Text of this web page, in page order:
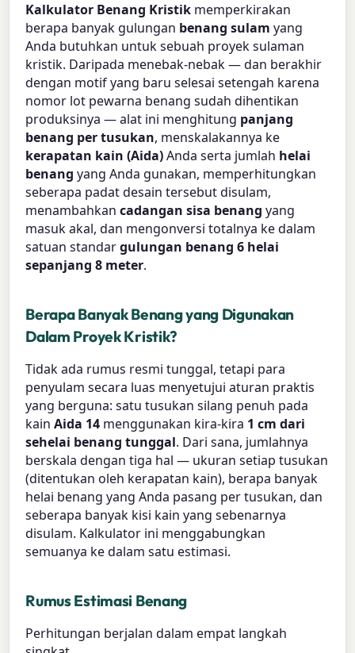
Kalkulator Benang Kristik memperkirakan
berapa banyak gulungan benang sulam yang
Anda butuhkan untuk sebuah proyek sulaman
kristik. Daripada menebak-nebak — dan berakhir
dengan motif yang baru selesai setengah karena
nomor lot pewarna benang sudah dihentikan
produksinya — alat ini menghitung panjang
benang per tusukan, menskalakannya ke
kerapatan kain (Aida)Anda serta jumlah helai
benang yang Anda gunakan, memperhitungkan
seberapa padat desain tersebut disulam,
menambahkancadangan sisa benang yang
masuk akal, dan mengonversi totalnya ke dalam
satuan standargulungan benang 6 helai
sepanjang 8 meter.
Berapa Banyak Benang yang Digunakan
Dalam Proyek Kristik?
Tidak ada rumus resmi tunggal, tetapi para
penyulam secara luas menyetujui aturan praktis
yang berguna: satu tusukan silang penuh pada
kainAida 14 menggunakan kira-kira 1 cm dari
sehelai benang tunggal. Dari sana, jumlahnya
berskala dengan tiga hal — ukuran setiap tusukan
(ditentukan oleh kerapatan kain), berapa banyak
helai benang yang Anda pasang per tusukan, dan
seberapa banyak kisi kain yang sebenarnya
disulam. Kalkulator ini menggabungkan
semuanya ke dalam satu estimasi.
Rumus Estimasi Benang
Perhitungan berjalan dalam empat langkah